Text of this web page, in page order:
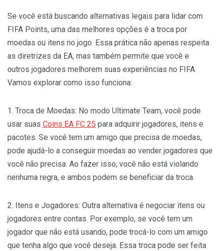
Se você está buscando alternativas legais para lidar com
FIFA Points, uma das melhores opções é a troca por
moedas ou itens no jogo. Essa prática não apenas respeita
as diretrizes da EA, mas também permite que você e
outros jogadores melhorem suas experiências no FIFA.
Vamos explorar como isso funciona:
1. Troca de Moedas: No modo Ultimate Team, você pode
usar suas Coins EA FC 25 para adquirir jogadores, itens e
pacotes. Se você tem um amigo que precisa de moedas,
pode ajudá-lo a conseguir moedas ao vender jogadores que
você não precisa. Ao fazer isso, você não está violando
nenhuma regra, e ambos podem se beneficiar da troca.
2. Itens e Jogadores: Outra alternativa é negociar itens ou
jogadores entre contas. Por exemplo, se você tem um
jogador que não está usando, pode trocá-lo com um amigo
que tenha algo que você deseja. Essa troca pode ser feita